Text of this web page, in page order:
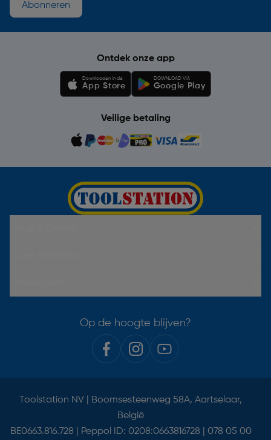
Abonneren
Ontdek onze app
Downloaden in de
App Store
DOWNLOAD VIA
Google Play
Veilige betaling
Op de hoogte blijven?
Toolstation NV | Boomsesteenweg 58A, Aartselaar,
België
BE0663.816.728 | Peppol ID: 0208:0663816728 | 078 05 00